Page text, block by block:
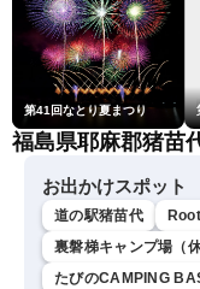
第41回なとり夏まつり
福島県耶麻郡猪苗
お出かけスポット
道の駅猪苗代
裏磐梯キャンプ場（
たびのCAMPING